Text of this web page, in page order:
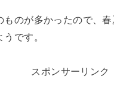
ものが多かったので、
です。
スポンサーリンク